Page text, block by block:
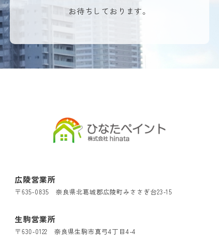
お待ちしております。
広陵営業所
〒635-0835 奈良県北葛城郡広陵町みささぎ台23-15
生駒営業所
〒630-0122 奈良県生駒市真弓4丁目4-4